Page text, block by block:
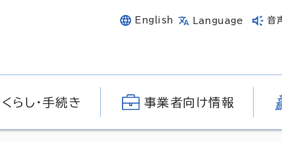
English Language 音
くらし・手続き 事業者向け情報